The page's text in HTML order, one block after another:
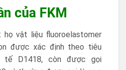
của FKM
họ vật liệu fluoroelastomer
được xác định theo tiêu
tế D1418, còn được gọi